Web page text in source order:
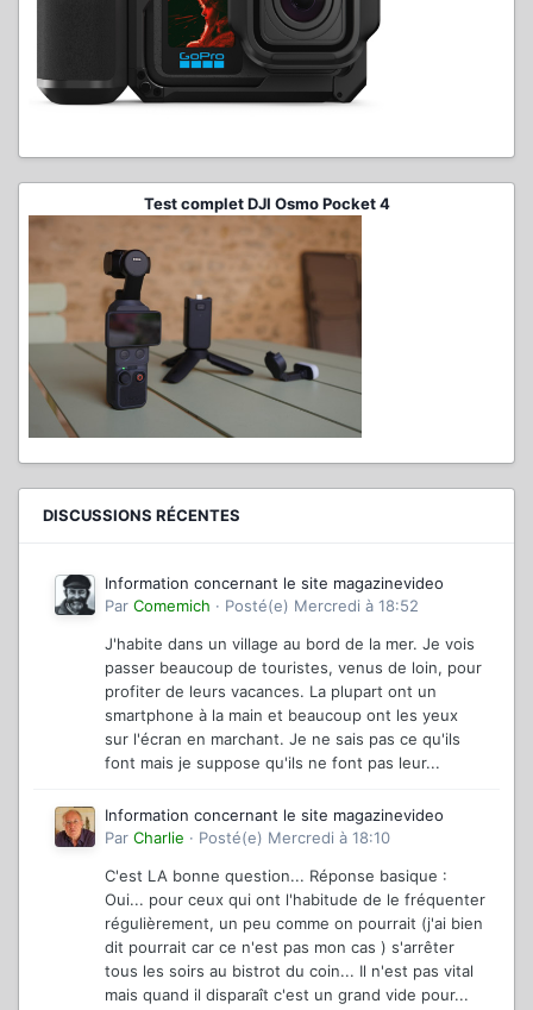
Test complet DJI Osmo Pocket 4
DISCUSSIONS RÉCENTES
Information concernant le site magazinevideo
Par Comemich · Posté(e) Mercredi à 18:52
J'habite dans un village au bord de la mer. Je vois
passer beaucoup de touristes, venus de loin, pour
profiter de leurs vacances. La plupart ont un
smartphone à la main et beaucoup ont les yeux
sur l'écran en marchant. Je ne sais pas ce qu'ils
font mais je suppose qu'ils ne font pas leur...
Information concernant le site magazinevideo
Par Charlie · Posté(e) Mercredi à 18:10
C'est LA bonne question... Réponse basique :
Oui... pour ceux qui ont l'habitude de le fréquenter
régulièrement, un peu comme on pourrait (j'ai bien
dit pourrait car ce n'est pas mon cas ) s'arrêter
tous les soirs au bistrot du coin... Il n'est pas vital
mais quand il disparaît c'est un grand vide pour...